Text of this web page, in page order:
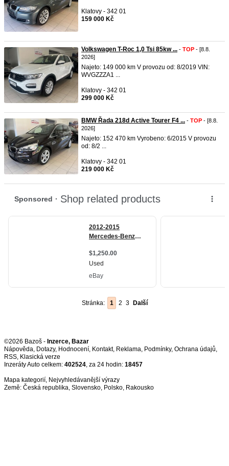
Klatovy - 342 01
159 000 Kč
Volkswagen T-Roc 1,0 Tsi 85kw ... - TOP - [8.8.
2026]
Najeto: 149 000 km V provozu od: 8/2019 VIN:
WVGZZZA1 ...
Klatovy - 342 01
299 000 Kč
BMW Řada 218d Active Tourer F4 ... - TOP - [8.8.
2026]
Najeto: 152 470 km Vyrobeno: 6/2015 V provozu
od: 8/2 ...
Klatovy - 342 01
219 000 Kč
Stránka: 1 2 3 Další
©2026 Bazoš - Inzerce, Bazar
Nápověda, Dotazy, Hodnocení, Kontakt, Reklama, Podmínky, Ochrana údajů,
RSS,
Inzeráty Auto celkem: 402524, za 24 hodin: 18457
Mapa kategorií, Nejvyhledávanější výrazy
Země: Česká republika, Slovensko, Polsko, Rakousko